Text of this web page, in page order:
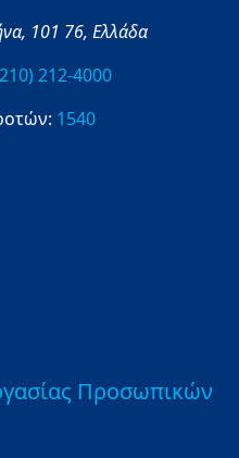
101 76, Ελλάδα
212-4000
1540
Προσωπικών